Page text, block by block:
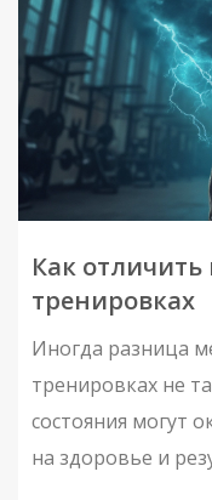
помогут
тренировкам. Всё
сложных теорий,
помогает
Как отличить
тренировках
Иногда разница
тренировках не
состояния могут
на здоровье и